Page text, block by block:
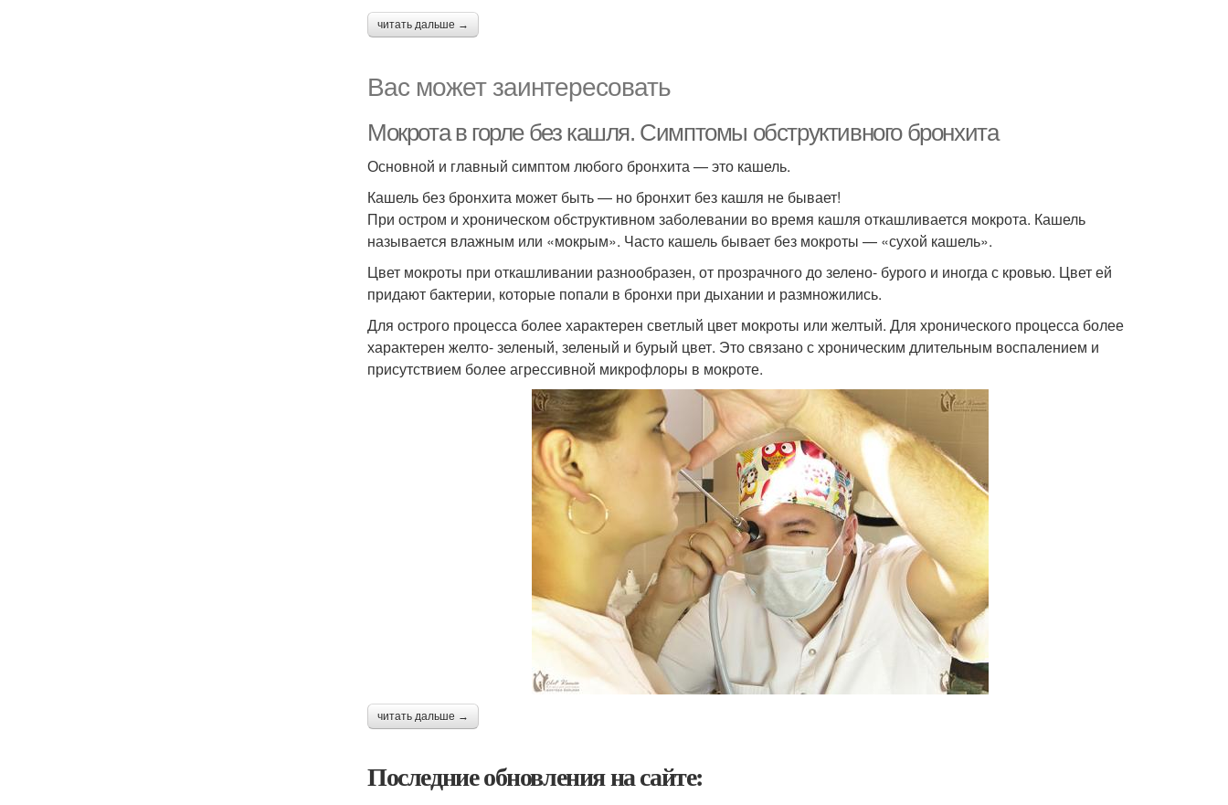
читать дальше →
Вас может заинтересовать
Мокрота в горле без кашля. Симптомы обструктивного бронхита
Основной и главный симптом любого бронхита — это кашель.
Кашель без бронхита может быть — но бронхит без кашля не бывает!
При остром и хроническом обструктивном заболевании во время кашля откашливается мокрота. Кашель
называется влажным или «мокрым». Часто кашель бывает без мокроты — «сухой кашель».
Цвет мокроты при откашливании разнообразен, от прозрачного до зелено- бурого и иногда с кровью. Цвет ей
придают бактерии, которые попали в бронхи при дыхании и размножились.
Для острого процесса более характерен светлый цвет мокроты или желтый. Для хронического процесса более
характерен желто- зеленый, зеленый и бурый цвет. Это связано с хроническим длительным воспалением и
присутствием более агрессивной микрофлоры в мокроте.
читать дальше →
Последние обновления на сайте: